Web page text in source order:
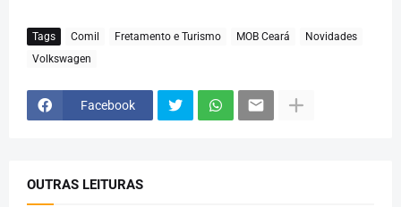
Tags Comil Fretamento e Turismo MOB Ceará
Novidades
Volkswagen
Facebook
OUTRAS LEITURAS